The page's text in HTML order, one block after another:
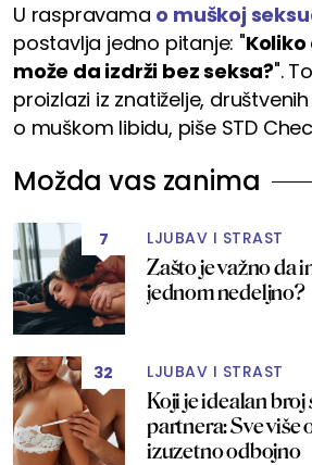
U raspravama o muškoj
postavlja jedno pitanje: "
može da izdrži bez seksa?".
proizlazi iz znatiželje,
o muškom libidu, piše STD
Možda vas zanima
7 LJUBAV I STRAST
Zašto je važno da
jednom nedeljno?
32 LJUBAV I STRAST
Koji je idealan broj
partnera: Sve više
izuzetno odbojno